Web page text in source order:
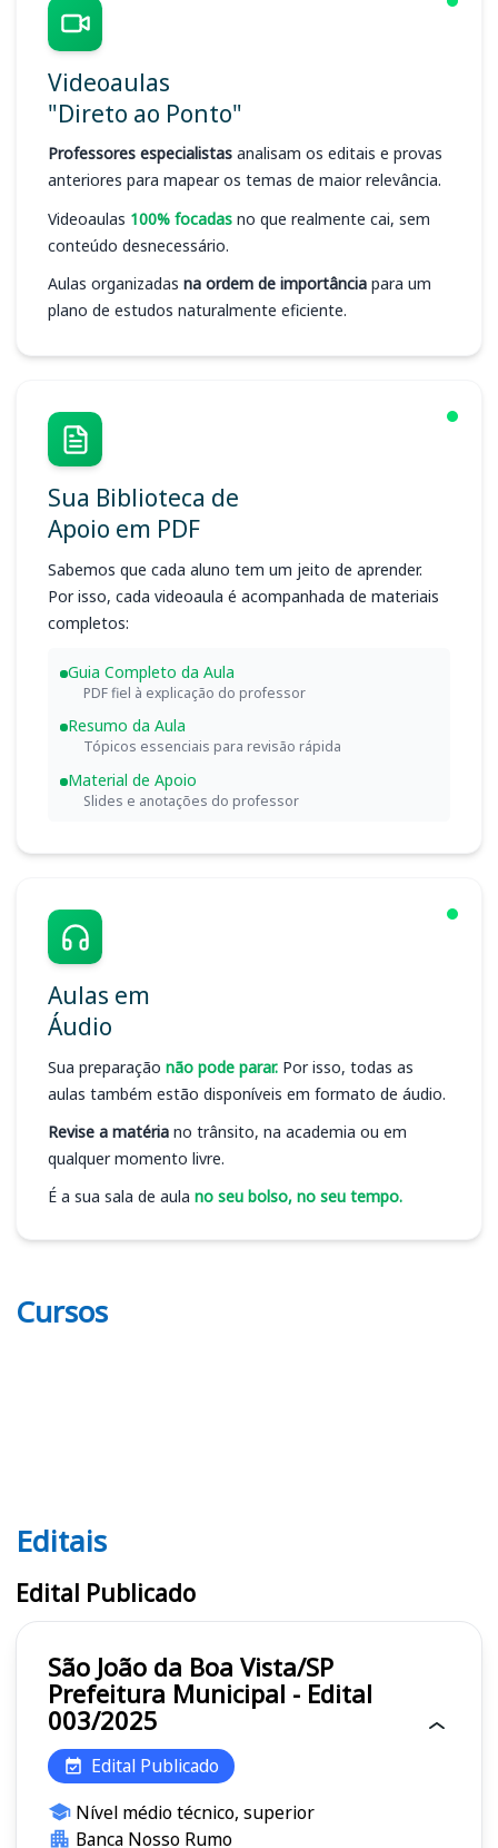
Videoaulas
"Direto ao Ponto"
Professores especialistas analisam os editais e provas
anteriores para mapear os temas de maior relevância.
Videoaulas 100% focadas no que realmente cai, sem
conteúdo desnecessário.
Aulas organizadas na ordem de importância para um
plano de estudos naturalmente eficiente.
Sua Biblioteca de
Apoio em PDF
Sabemos que cada aluno tem um jeito de aprender.
Por isso, cada videoaula é acompanhada de materiais
completos:
Guia Completo da Aula
PDF fiel à explicação do professor
Resumo da Aula
Tópicos essenciais para revisão rápida
Material de Apoio
Slides e anotações do professor
Aulas em
Áudio
Sua preparação não pode parar. Por isso, todas as
aulas também estão disponíveis em formato de áudio.
Revise a matéria no trânsito, na academia ou em
qualquer momento livre.
É a sua sala de aula no seu bolso, no seu tempo.
Cursos
Editais
Editais
Edital Publicado
São João da Boa Vista/SP
Prefeitura Municipal - Edital
003/2025
Edital Publicado
Nível médio técnico, superior
Banca Nosso Rumo